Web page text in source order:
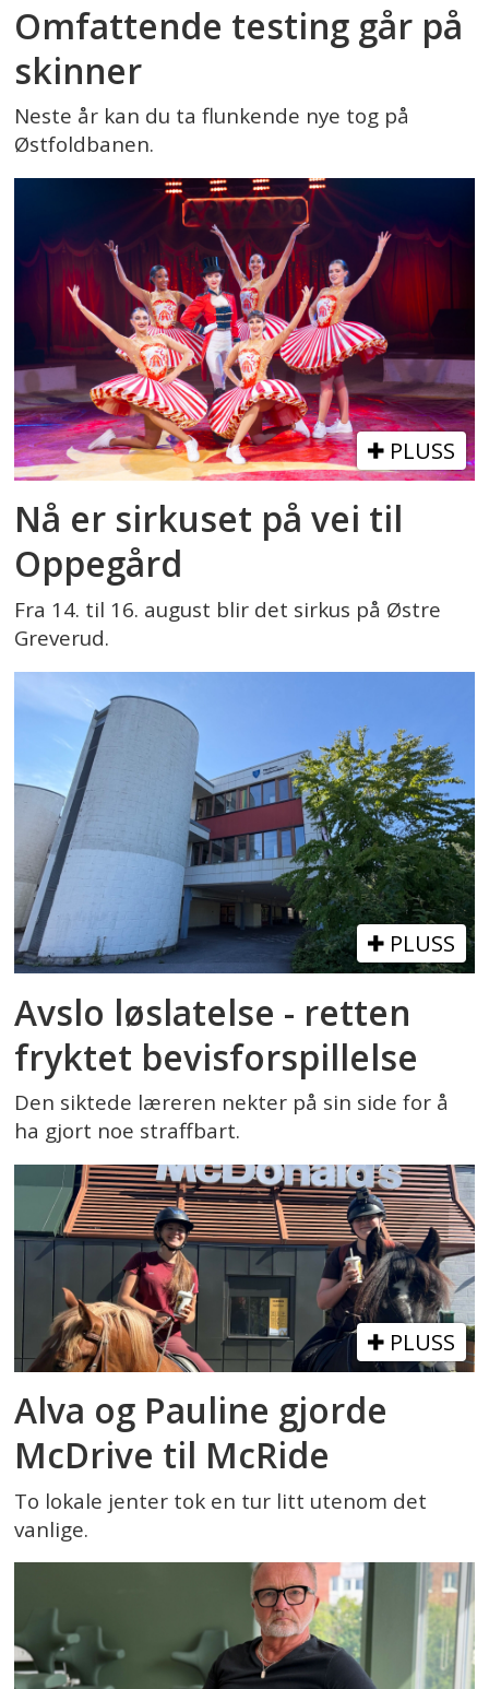
Omfattende testing går på
skinner
Neste år kan du ta flunkende nye tog på
Østfoldbanen.
PLUSS
Nå er sirkuset på vei til
Oppegård
Fra 14. til 16. august blir det sirkus på Østre
Greverud.
PLUSS
Avslo løslatelse - retten
fryktet bevisforspillelse
Den siktede læreren nekter på sin side for å
ha gjort noe straffbart.
PLUSS
Alva og Pauline gjorde
McDrive til McRide
To lokale jenter tok en tur litt utenom det
vanlige.